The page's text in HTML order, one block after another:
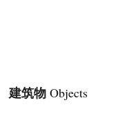
建筑物Objects